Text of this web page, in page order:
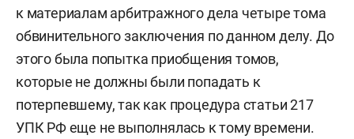
к материалам арбитражного дела четыре тома
обвинительного заключения по данном делу. До
этого была попытка приобщения томов,
которые не должны были попадать к
потерпевшему, так как процедура статьи 217
УПК РФ еще не выполнялась к тому времени.